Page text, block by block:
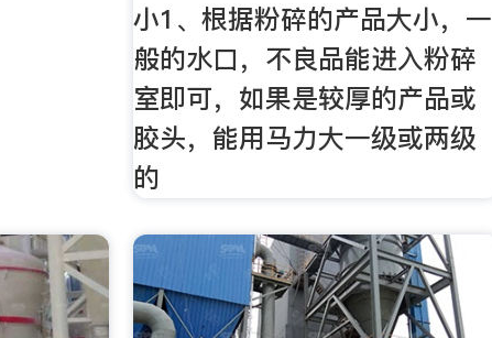
小1、根据粉碎的产品大小，一
般的水口，不良品能进入粉碎
室即可，如果是较厚的产品或
胶头，能用马力大一级或两级
的